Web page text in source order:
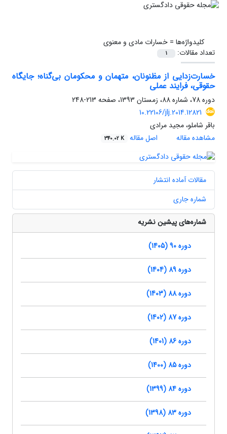
کلیدواژه‌ها =خسارات مادی و معنوی
تعداد مقالات:
1
خسارت‌زدایی از مظنونان، متهمان و محکومان بی‌گناه؛ جایگاه
حقوقی، فرایند عملی
دوره 78، شماره 88، زمستان 1393، صفحه
213-248
10.22106/jlj.2014.12821
باقر شاملو، مجید مرادی
مشاهده مقاله
اصل مقاله 340.02 K
مقالات آماده انتشار
شماره جاری
شماره‌های پیشین نشریه
دوره 90 (1405)
دوره 89 (1404)
دوره 88 (1403)
دوره 87 (1402)
دوره 86 (1401)
دوره 85 (1400)
دوره 84 (1399)
دوره 83 (1398)